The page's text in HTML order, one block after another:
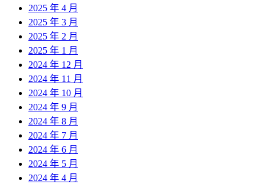
2025 年 4 月
2025 年 3 月
2025 年 2 月
2025 年 1 月
2024 年 12 月
2024 年 11 月
2024 年 10 月
2024 年 9 月
2024 年 8 月
2024 年 7 月
2024 年 6 月
2024 年 5 月
2024 年 4 月